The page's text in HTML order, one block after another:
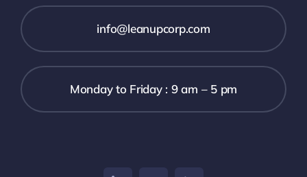
info@leanupcorp.com
Monday to Friday : 9 am – 5 pm